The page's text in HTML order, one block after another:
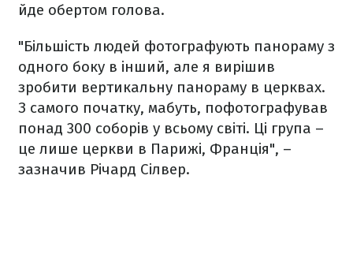
йде обертом голова.
"Більшість людей фотографують панораму з
одного боку в інший, але я вирішив
зробити вертикальну панораму в церквах.
З самого початку, мабуть, пофотографував
понад 300 соборів у всьому світі. Ці група –
це лише церкви в Парижі, Франція", –
зазначив Річард Сілвер.